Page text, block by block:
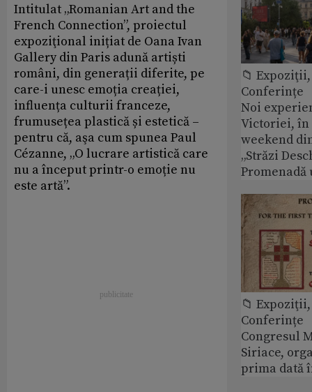
Intitulat „Romanian Art and the
French Connection”, proiectul
expoziţional inițiat de Oana Ivan
Gallery din Paris adună artiști
români, din generații diferite, pe
care-i unesc emoția creației,
influența culturii franceze,
frumusețea plastică și estetică –
pentru că, aşa cum spunea Paul
Cézanne, „O lucrare artistică care
nu a început printr-o emoție nu
este artă”.
📁
Conferințe
Noi
Victoriei,
weekend
„Străzi
Promenadă
📁
Conferințe
Congresul
Siriace,
prima dată